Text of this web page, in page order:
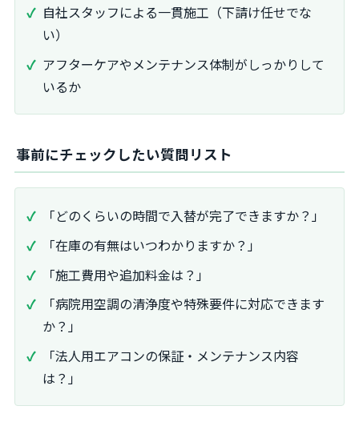
自社スタッフによる一貫施工（下請け任せでな
い）
アフターケアやメンテナンス体制がしっかりして
いるか
事前にチェックしたい質問リスト
「どのくらいの時間で入替が完了できますか？」
「在庫の有無はいつわかりますか？」
「施工費用や追加料金は？」
「病院用空調の清浄度や特殊要件に対応できます
か？」
「法人用エアコンの保証・メンテナンス内容
は？」